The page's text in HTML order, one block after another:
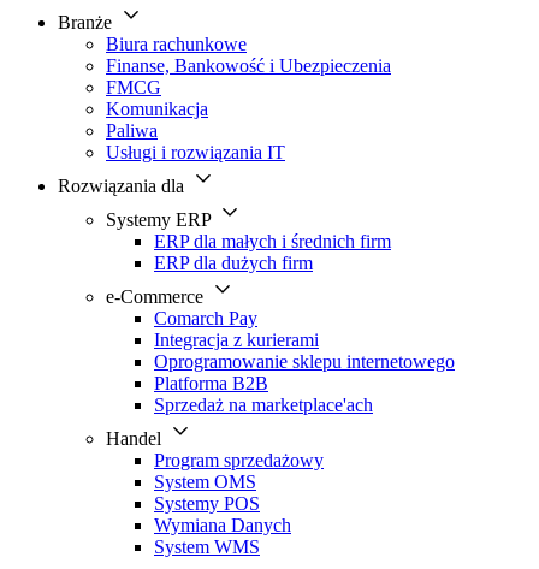
Branże
Biura rachunkowe
Finanse, Bankowość i Ubezpieczenia
FMCG
Komunikacja
Paliwa
Usługi i rozwiązania IT
Rozwiązania dla
Systemy ERP
ERP dla małych i średnich firm
ERP dla dużych firm
e-Commerce
Comarch Pay
Integracja z kurierami
Oprogramowanie sklepu internetowego
Platforma B2B
Sprzedaż na marketplace'ach
Handel
Program sprzedażowy
System OMS
Systemy POS
Wymiana Danych
System WMS